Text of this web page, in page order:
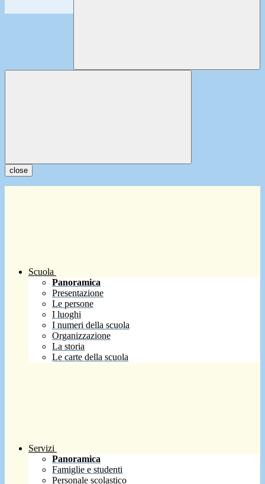
close
Scuola
Panoramica
Presentazione
Le persone
I luoghi
I numeri della scuola
Organizzazione
La storia
Le carte della scuola
Servizi
Panoramica
Famiglie e studenti
Personale scolastico